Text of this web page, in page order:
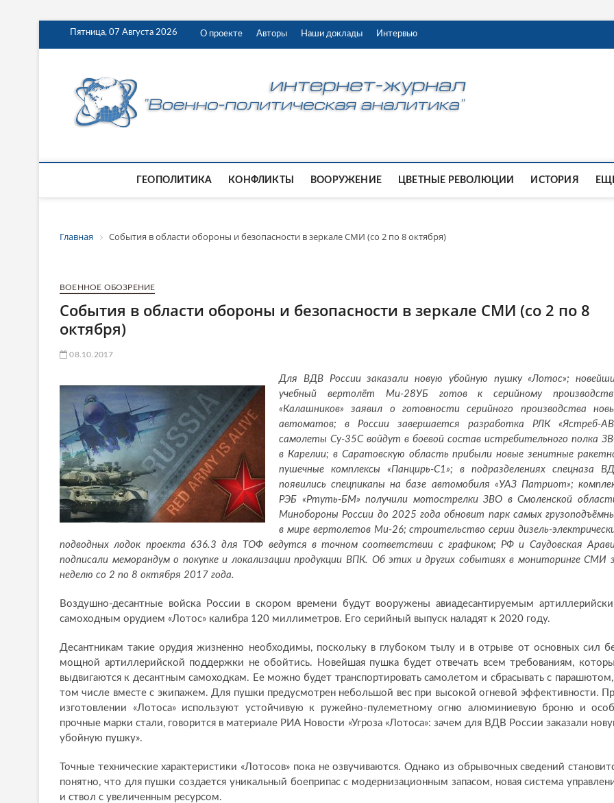
Пятница, 07 Августа 2026 О проекте Авторы Наши доклады Интервью
ГЕОПОЛИТИКА КОНФЛИКТЫ ВООРУЖЕНИЕ ЦВЕТНЫЕ РЕВОЛЮЦИИ ИСТОРИЯ
Главная События в области обороны и безопасности в зеркале СМИ (со 2 по 8 октября)
ВОЕННОЕ ОБОЗРЕНИЕ
События в области обороны и безопасности в зеркале СМИ (со 2 по 8
октября)
08.10.2017
Для ВДВ России заказали новую убойную пушку «Лотос»;
учебный вертолёт Ми-28УБ готов к серийному
«Калашников» заявил о готовности серийного производства
автоматов; в России завершается разработка РЛК «Ястреб-
самолеты Су-35С войдут в боевой состав истребительного полка
в Карелии; в Саратовскую область прибыли новые зенитные
пушечные комплексы «Панцирь-С1»; в подразделениях спецназа
появились спецпикапы на базе автомобиля «УАЗ Патриот»;
РЭБ «Ртуть-БМ» получили мотострелки ЗВО в Смоленской
Минобороны России до 2025 года обновит парк самых
в мире вертолетов Ми-26; строительство серии дизель-
подводных лодок проекта 636.3 для ТОФ ведутся в точном соответствии с графиком; РФ и Саудовская
подписали меморандум о покупке и локализации продукции ВПК. Об этих и других событиях в мониторинге СМИ
неделю со 2 по 8 октября 2017 года.
Воздушно-десантные войска России в скором времени будут вооружены авиадесантируемым
самоходным орудием «Лотос» калибра 120 миллиметров. Его серийный выпуск наладят к 2020 году.
Десантникам такие орудия жизненно необходимы, поскольку в глубоком тылу и в отрыве от основных сил
мощной артиллерийской поддержки не обойтись. Новейшая пушка будет отвечать всем требованиям,
выдвигаются к десантным самоходкам. Ее можно будет транспортировать самолетом и сбрасывать с парашютом,
том числе вместе с экипажем. Для пушки предусмотрен небольшой вес при высокой огневой эффективности.
изготовлении «Лотоса» используют устойчивую к ружейно-пулеметному огню алюминиевую броню и
прочные марки стали, говорится в материале РИА Новости «Угроза «Лотоса»: зачем для ВДВ России заказали
убойную пушку».
Точные технические характеристики «Лотосов» пока не озвучиваются. Однако из обрывочных сведений
понятно, что для пушки создается уникальный боеприпас с модернизационным запасом, новая система
и ствол с увеличенным ресурсом.